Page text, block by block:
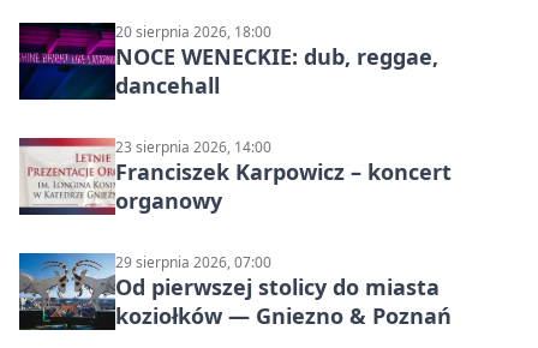
20 sierpnia 2026, 18:00
NOCE WENECKIE: dub, reggae,
dancehall
23 sierpnia 2026, 14:00
Franciszek Karpowicz – koncert
organowy
29 sierpnia 2026, 07:00
Od pierwszej stolicy do miasta
koziołków — Gniezno & Poznań